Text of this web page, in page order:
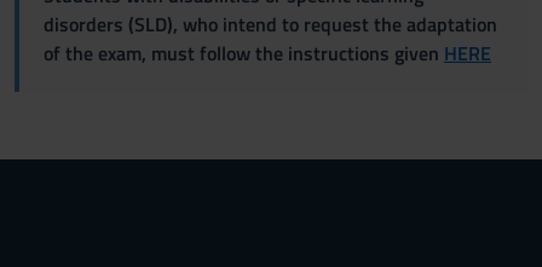
disorders (SLD), who intend to request the adaptation
of the exam, must follow the instructions given HERE